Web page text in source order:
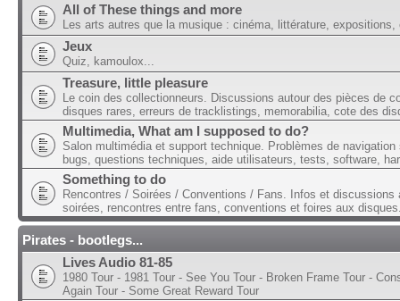
All of These things and more
Les arts autres que la musique : cinéma, littérature, expositions,
Jeux
Quiz, kamoulox...
Treasure, little pleasure
Le coin des collectionneurs. Discussions autour des pièces de
disques rares, erreurs de tracklistings, memorabilia, cote des
Multimedia, What am I supposed to do?
Salon multimédia et support technique. Problèmes de navigation
bugs, questions techniques, aide utilisateurs, tests, software,
Something to do
Rencontres / Soirées / Conventions / Fans. Infos et discussions
soirées, rencontres entre fans, conventions et foires aux
Pirates - bootlegs...
Lives Audio 81-85
1980 Tour - 1981 Tour - See You Tour - Broken Frame Tour -
Again Tour - Some Great Reward Tour